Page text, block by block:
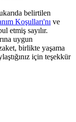
belirtilen
Koşulları'nı ve
etmiş sayılır.
uygun
birlikte yaşama
için teşekkür